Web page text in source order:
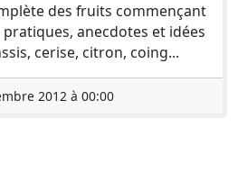
des fruits commençant
anecdotes et idées
cerise, citron, coing...
2012 à 00:00